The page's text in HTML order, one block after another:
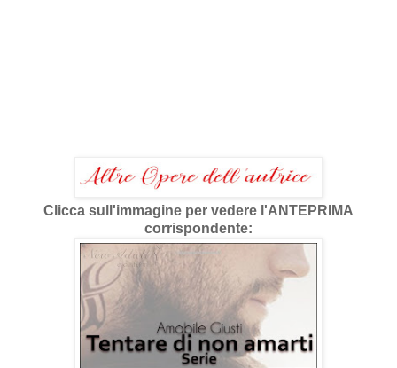
Clicca sull'immagine per vedere l'ANTEPRIMA
corrispondente: